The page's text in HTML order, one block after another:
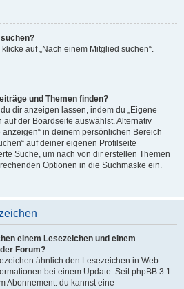
auf „Nach einem Mitglied suchen“.
und Themen finden?
dir anzeigen lassen, indem du „Eigene
auf der Boardseite auswählst. Alternativ
anzeigen“ in deinem persönlichen Bereich
auf deiner eigenen Profilseite
Suche, um nach von dir erstellen Themen
Optionen in die Suchmaske ein.
einem Lesezeichen und einem
Forum?
ähnlich den Lesezeichen in Web-
bei einem Update. Seit phpBB 3.1
Abonnement: du kannst eine